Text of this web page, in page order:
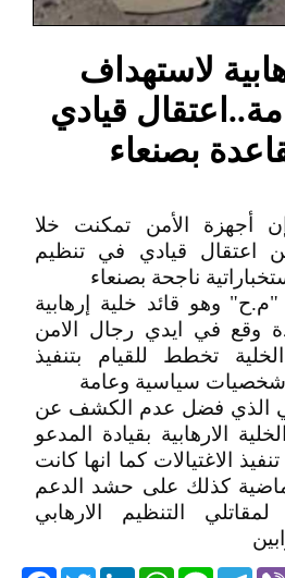
لاستهداف
قيادي
بصنعاء
أجهزة الأمن تمكنت خلا
اعتقال قيادي في تنظيم
ناجحة بصنعاء
وهو قائد خلية إرهابية
وقع في ايدي رجال الامن
تخطط للقيام بتنفيذ
شخصيات سياسية وعامة
الذي فضل عدم الكشف عن
الارهابية بقيادة المدعو
الاغتيالات كما انها كانت
كذلك على حشد الدعم
التنظيم الارهابي